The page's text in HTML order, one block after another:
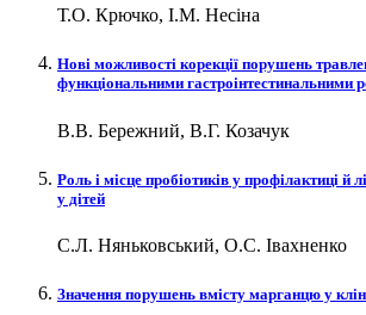
Т.О. Крючко, І.М. Несіна
Нові можливості корекції порушень
функціональними гастроінтестинальними
В.В. Бережний, В.Г. Козачук
Роль і місце пробіотиків у профілактиці й
у дітей
С.Л. Няньковський, О.С. Івахненко
Значення порушень вмісту марганцю у